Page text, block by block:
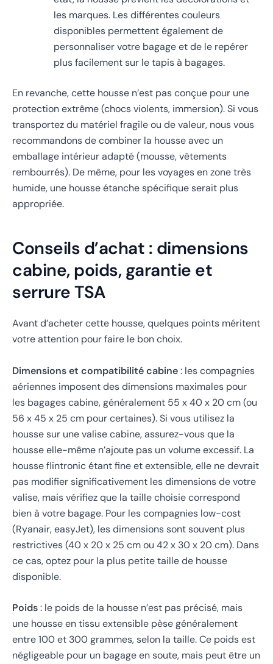
les marques. Les différentes couleurs
disponibles permettent également de
personnaliser votre bagage et de le repérer
plus facilement sur le tapis à bagages.
En revanche, cette housse n’est pas conçue pour une
protection extrême (chocs violents, immersion). Si vous
transportez du matériel fragile ou de valeur, nous vous
recommandons de combiner la housse avec un
emballage intérieur adapté (mousse, vêtements
rembourrés). De même, pour les voyages en zone très
humide, une housse étanche spécifique serait plus
appropriée.
Conseils d’achat : dimensions
cabine, poids, garantie et
serrure TSA
Avant d’acheter cette housse, quelques points méritent
votre attention pour faire le bon choix.
Dimensions et compatibilité cabine: les compagnies
aériennes imposent des dimensions maximales pour
les bagages cabine, généralement 55 x 40 x 20 cm (ou
56 x 45 x 25 cm pour certaines). Si vous utilisez la
housse sur une valise cabine, assurez-vous que la
housse elle-même n’ajoute pas un volume excessif. La
housse flintronic étant fine et extensible, elle ne devrait
pas modifier significativement les dimensions de votre
valise, mais vérifiez que la taille choisie correspond
bien à votre bagage. Pour les compagnies low-cost
(Ryanair, easyJet), les dimensions sont souvent plus
restrictives (40 x 20 x 25 cm ou 42 x 30 x 20 cm). Dans
ce cas, optez pour la plus petite taille de housse
disponible.
Poids: le poids de la housse n’est pas précisé, mais
une housse en tissu extensible pèse généralement
entre 100 et 300 grammes, selon la taille. Ce poids est
négligeable pour un bagage en soute, mais peut être un